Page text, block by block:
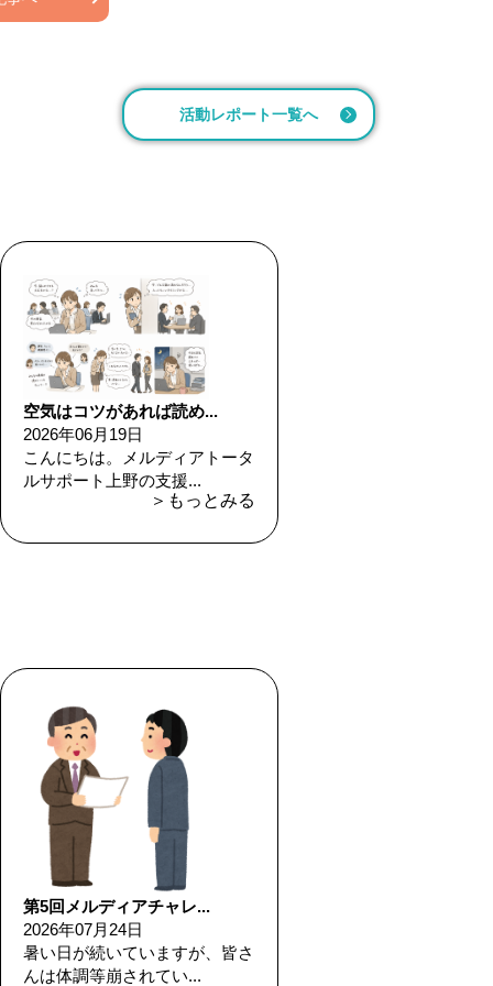
活動レポート一覧へ
空気はコツがあれば読め...
2026年06月19日
こんにちは。メルディアトータ
ルサポート上野の支援...
＞もっとみる
第5回メルディアチャレ...
2026年07月24日
暑い日が続いていますが、皆さ
んは体調等崩されてい...